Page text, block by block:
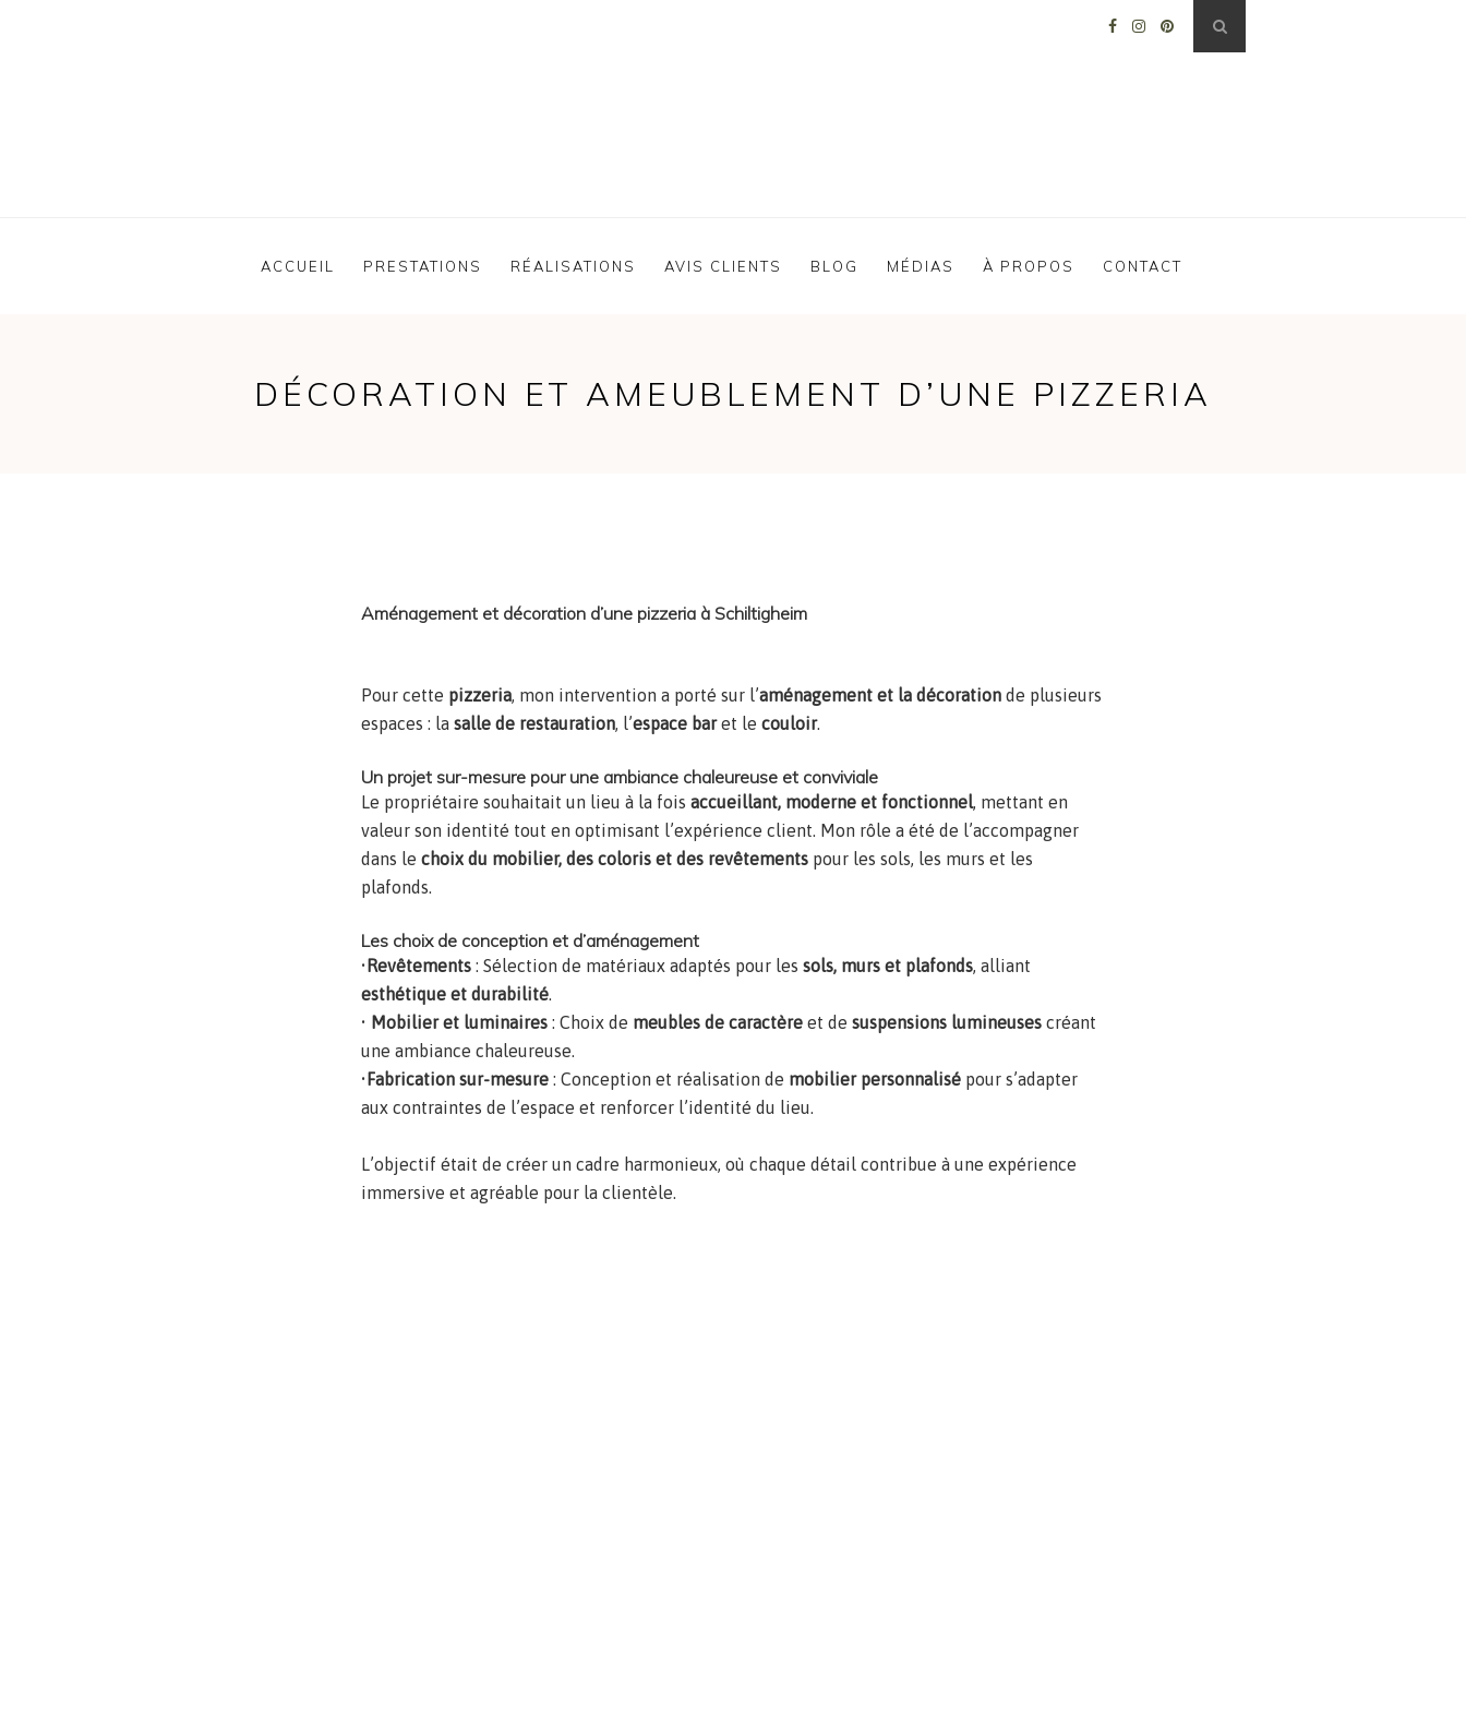
ACCUEIL PRESTATIONS RÉALISATIONS AVIS CLIENTS BLOG MÉDIAS À PROPOS CONTACT
DÉCORATION ET AMEUBLEMENT D’UNE PIZZERIA
Aménagement et décoration d’une pizzeria à Schiltigheim
Pour cette pizzeria , mon intervention a porté sur l’aménagement et la décoration de plusieurs
espaces : lasalle de restauration , l’espace baret lecouloir.
Un projet sur-mesure pour une ambiance chaleureuse et conviviale
Le propriétaire souhaitait un lieu à la foisaccueillant, moderne et fonctionnel
, mettant en
valeur son identité tout en optimisant l’expérience client. Mon rôle a été de l’accompagner
dans lechoix du mobilier, des coloris et des revêtements pour les sols, les murs et les
plafonds.
Les choix de conception et d’aménagement
•Revêtements : Sélection de matériaux adaptés pour lessols, murs et plafonds , alliant
esthétique et durabilité
• Mobilier et luminaires : Choix de meubles de caractère et desuspensions lumineuses créant
une ambiance chaleureuse.
•Fabrication sur-mesure : Conception et réalisation de mobilier personnalisé pour s’adapter
aux contraintes de l’espace et renforcer l’identité du lieu.
L’objectif était de créer un cadre harmonieux, où chaque détail contribue à une expérience
immersive et agréable pour la clientèle.